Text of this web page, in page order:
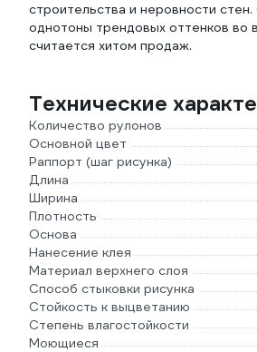
строительства и неровности
однотоны трендовых оттенков во
считается хитом продаж.
Технические
Количество рулонов
Основной цвет
Раппорт (шаг рисунка)
Длина
Ширина
Плотность
Основа
Нанесение клея
Материал верхнего слоя
Способ стыковки рисунка
Стойкость к выцветанию
Степень влагостойкости
Моющиеся